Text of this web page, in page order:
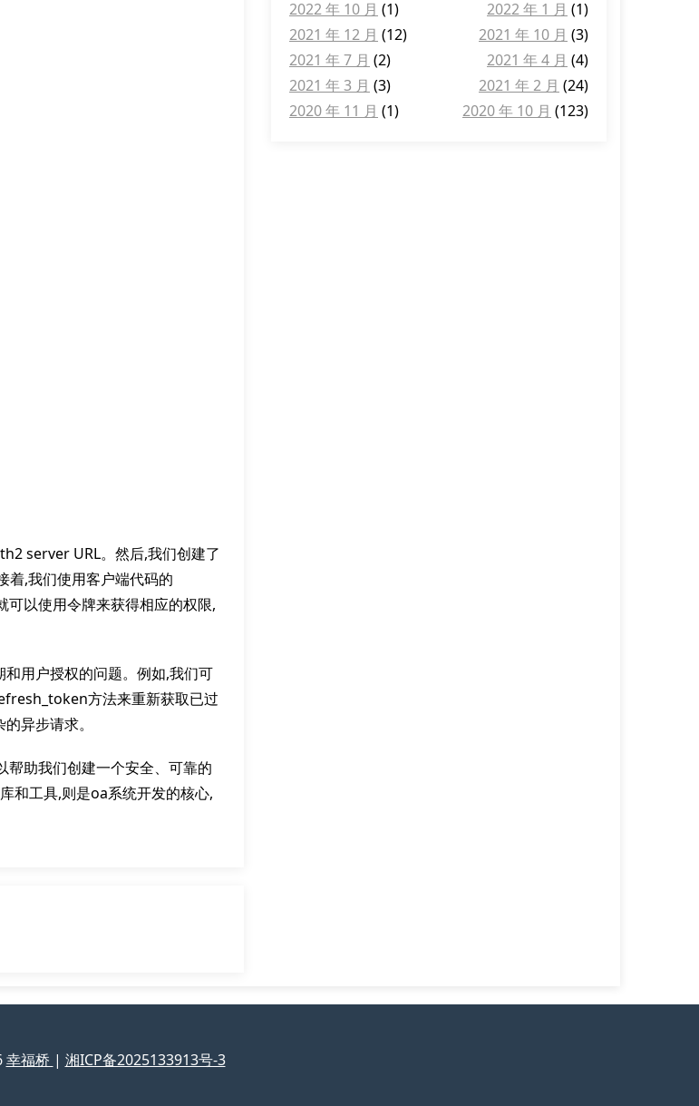
server URL。然后,我们创建了
着,我们使用客户端代码的
以使用令牌来获得相应的权限,
用户授权的问题。例如,我们可
方法来重新获取已过
异步请求。
助我们创建一个安全、可靠的
和工具,则是oa系统开发的核心,
2022 年 10 月 (1) 2022 年 1 月 (1)
2021 年 12 月 (12) 2021 年 10 月 (3)
2021 年 7 月 (2) 2021 年 4 月 (4)
2021 年 3 月 (3) 2021 年 2 月 (24)
2020 年 11 月 (1) 2020 年 10 月 (123)
幸福桥 | 湘ICP备2025133913号-3